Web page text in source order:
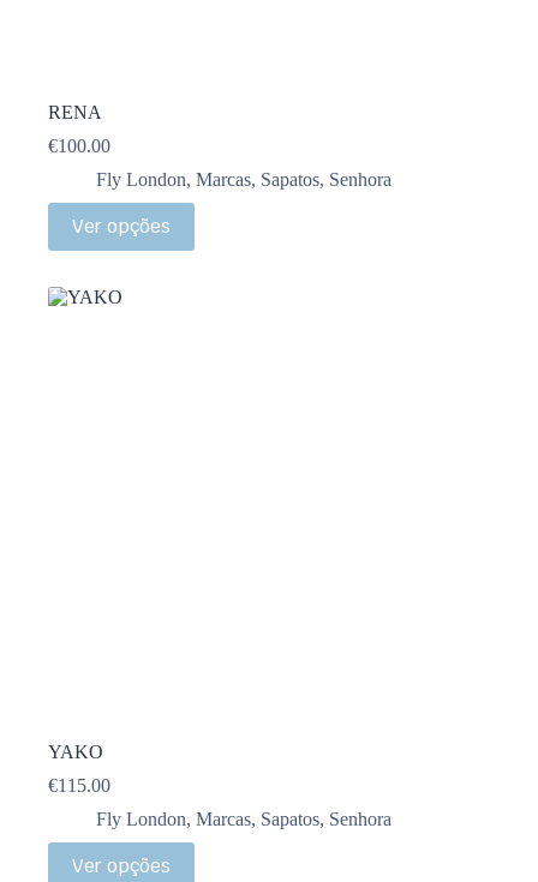
RENA
€100.00
Fly London, Marcas, Sapatos, Senhora
Ver opções
YAKO
€115.00
Fly London, Marcas, Sapatos, Senhora
Ver opções